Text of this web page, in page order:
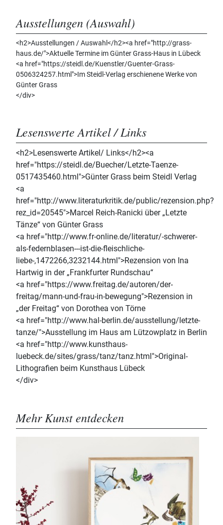
Ausstellungen (Auswahl)
<h2>Ausstellungen / Auswahl</h2><a href="http://grass-
haus.de/">Aktuelle Termine im Günter Grass-Haus in Lübeck
<a href="https://steidl.de/Kuenstler/Guenter-Grass-
0506324257.html">Im Steidl-Verlag erschienene Werke von
Günter Grass
</div>
Lesenswerte Artikel / Links
<h2>Lesenswerte Artikel/ Links</h2><a
href="https://steidl.de/Buecher/Letzte-Taenze-
0517435460.html">Günter Grass beim Steidl Verlag
<a
href="http://www.literaturkritik.de/public/rezension.php?
rez_id=20545">Marcel Reich-Ranicki über „Letzte
Tänze“ von Günter Grass
<a href="http://www.fr-online.de/literatur/-schwerer-
als-federnblasen---ist-die-fleischliche-
liebe-,1472266,3232144.html">Rezension von Ina
Hartwig in der „Frankfurter Rundschau“
<a href="https://www.freitag.de/autoren/der-
freitag/mann-und-frau-in-bewegung">Rezension in
„der Freitag“ von Dorothea von Törne
<a href="http://www.hal-berlin.de/ausstellung/letzte-
tanze/">Ausstellung im Haus am Lützowplatz in Berlin
<a href="http://www.kunsthaus-
luebeck.de/sites/grass/tanz/tanz.html">Original-
Lithografien beim Kunsthaus Lübeck
</div>
Mehr Kunst entdecken